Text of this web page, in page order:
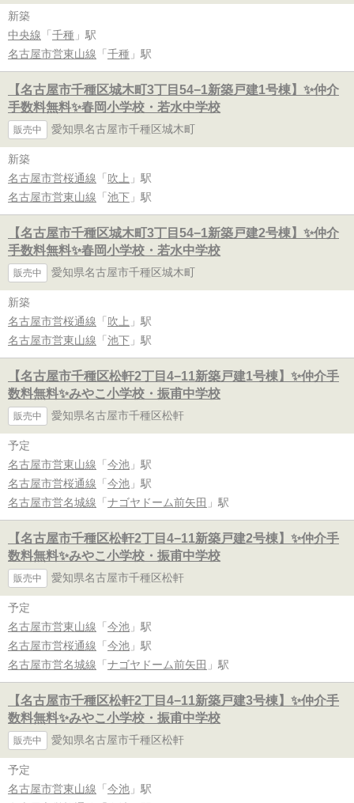
新築
中央線 「 千種 」駅
名古屋市営東山線 「 千種 」駅
【名古屋市千種区城木町3丁目54−1新築戸建1号棟】✨️仲介
手数料無料✨️春岡小学校・若水中学校
販売中 愛知県名古屋市千種区城木町
新築
名古屋市営桜通線 「 吹上 」駅
名古屋市営東山線 「 池下 」駅
【名古屋市千種区城木町3丁目54−1新築戸建2号棟】✨️仲介
手数料無料✨️春岡小学校・若水中学校
販売中 愛知県名古屋市千種区城木町
新築
名古屋市営桜通線 「 吹上 」駅
名古屋市営東山線 「 池下 」駅
【名古屋市千種区松軒2丁目4−11新築戸建1号棟】✨️仲介手
数料無料✨️みやこ小学校・振甫中学校
販売中 愛知県名古屋市千種区松軒
予定
名古屋市営東山線 「 今池 」駅
名古屋市営桜通線 「 今池 」駅
名古屋市営名城線 「 ナゴヤドーム前矢田 」駅
【名古屋市千種区松軒2丁目4−11新築戸建2号棟】✨️仲介手
数料無料✨️みやこ小学校・振甫中学校
販売中 愛知県名古屋市千種区松軒
予定
名古屋市営東山線 「 今池 」駅
名古屋市営桜通線 「 今池 」駅
名古屋市営名城線 「 ナゴヤドーム前矢田 」駅
【名古屋市千種区松軒2丁目4−11新築戸建3号棟】✨️仲介手
数料無料✨️みやこ小学校・振甫中学校
販売中 愛知県名古屋市千種区松軒
予定
名古屋市営東山線 「 今池 」駅